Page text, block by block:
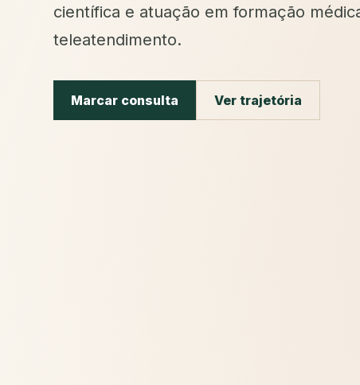
científica e atuação em formação
teleatendimento.
Marcar consulta Ver trajetória